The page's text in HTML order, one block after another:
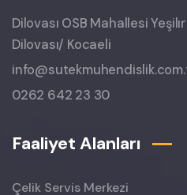
Dilovası OSB Mahallesi
Dilovası/ Kocaeli
0262 642 23 30
Faaliyet Alanları
Çelik Servis Merkezi